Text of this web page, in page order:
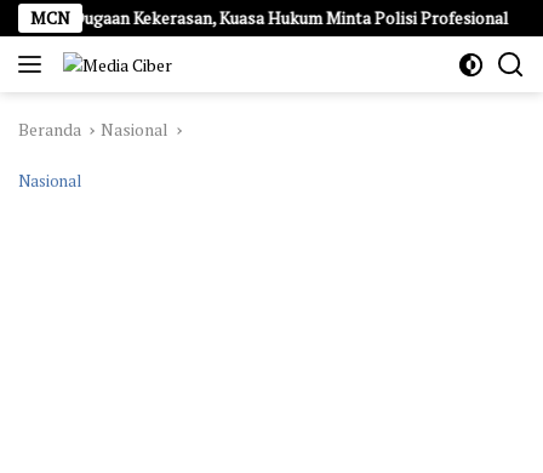
Langsung
ke
konten
MCN
Dugaan Kekerasan, Kuasa Hukum Minta Polisi Profesional
Beranda Nasional
Nasional